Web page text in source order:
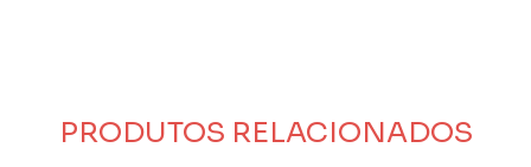
proporcionam bem-estar, feminilidade e
PRODUTOS RELACIONADOS